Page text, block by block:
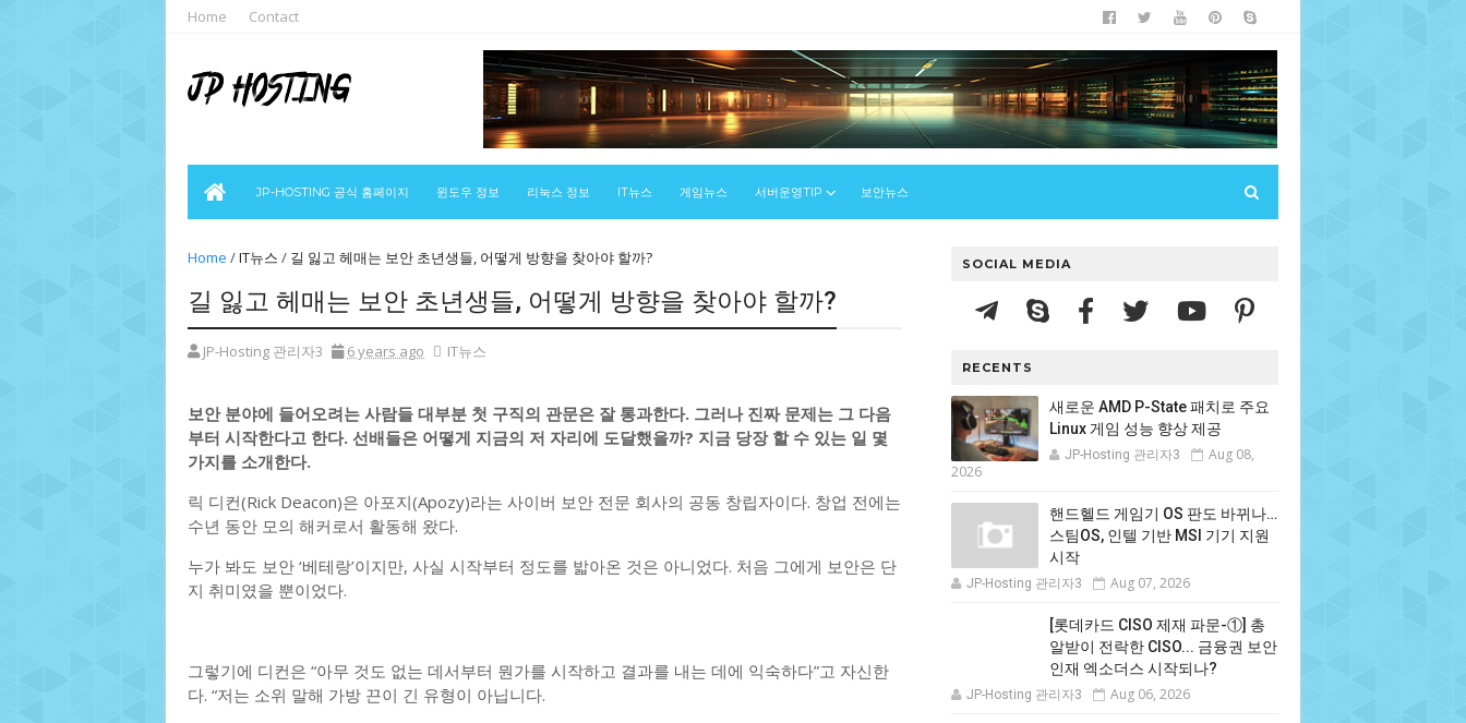
Home Contact
JP-HOSTING 공식 홈페이지 윈도우 정보 리눅스 정보 IT뉴스 게임뉴스 서버운영TIP 보안뉴스
Home /IT뉴스 / 길 잃고 헤매는 보안 초년생들, 어떻게 방향을 찾아야 할까?
길 잃고 헤매는 보안 초년생들, 어떻게 방향을 찾아야 할까?
JP-Hosting 관리자3 6 years ago IT뉴스
보안 분야에 들어오려는 사람들 대부분 첫 구직의 관문은 잘 통과한다. 그러나 진짜 문제는 그 다음
부터 시작한다고 한다. 선배들은 어떻게 지금의 저 자리에 도달했을까? 지금 당장 할 수 있는 일 몇
가지를 소개한다.
릭 디컨(Rick Deacon)은 아포지(Apozy)라는 사이버 보안 전문 회사의 공동 창립자이다. 창업 전에는
수년 동안 모의 해커로서 활동해 왔다.
누가 봐도 보안 ‘베테랑’이지만, 사실 시작부터 정도를 밟아온 것은 아니었다. 처음 그에게 보안은 단
지 취미였을 뿐이었다.
그렇기에 디컨은 “아무 것도 없는 데서부터 뭔가를 시작하고 결과를 내는 데에 익숙하다”고 자신한
다. “저는 소위 말해 가방 끈이 긴 유형이 아닙니다.
SOCIAL MEDIA
RECENTS
새로운 AMD P-State 패치로 주요
Linux 게임 성능 향상 제공
JP-Hosting 관리자3
Aug 08,
2026
핸드헬드 게임기 OS 판도 바뀌나…
스팀OS, 인텔 기반 MSI 기기 지원
시작
JP-Hosting 관리자3 Aug 07, 2026
[롯데카드 CISO 제재 파문-①] 총
알받이 전락한 CISO... 금융권 보안
인재 엑소더스 시작되나?
JP-Hosting 관리자3 Aug 06, 2026